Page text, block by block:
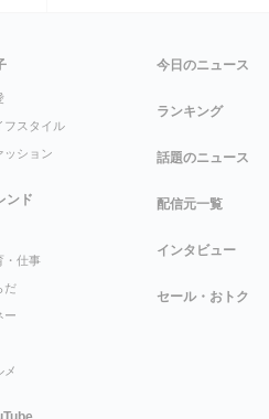
フスタイル
ッション
ンド
・仕事
だ
ー
メ
今日のニュース
ランキング
話題のニュース
配信元一覧
インタビュー
セール・おトク